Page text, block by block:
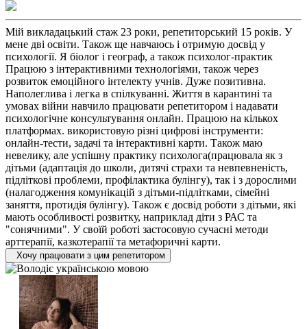
Мій викладацький стаж 23 роки, репетиторський 15 років. У
мене дві освіти. Також ще навчаюсь і отримую досвід у
психології. Я біолог і географ, а також психолог-практик
Працюю з інтерактивними технологіями, також через
розвиток емоційного інтелекту учнів. Дуже позитивна.
Наполеглива і легка в спілкуванні. Життя в карантині та
умовах війни навчило працювати репетитором і надавати
психологічне консультування онлайн. Працюю на кількох
платформах. використовую різні цифрові інструменти:
онлайн-тести, задачі та інтерактивні карти. Також маю
невелику, але успішну практику психолога(працювала як з
дітьми (адаптація до школи, дитячі страхи та невпевненість,
підліткові проблеми, профілактика булінгу), так і з дорослими
(налагодження комунікацій з дітьми-підлітками, сімейні
заняття, протидія булінгу). Також є досвід роботи з дітьми, які
мають особливості розвитку, наприклад діти з РАС та
"сонячними". У своїй роботі застосовую сучасні методи
арттерапії, казкотерапії та метафоричні карти.
Хочу працювати з цим репетитором